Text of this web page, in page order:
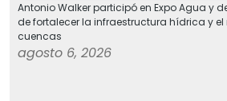
Antonio Walker participó en Expo Agua y
de fortalecer la infraestructura hídrica y
cuencas
agosto 6, 2026